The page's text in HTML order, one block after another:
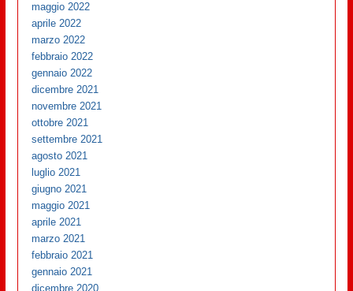
maggio 2022
aprile 2022
marzo 2022
febbraio 2022
gennaio 2022
dicembre 2021
novembre 2021
ottobre 2021
settembre 2021
agosto 2021
luglio 2021
giugno 2021
maggio 2021
aprile 2021
marzo 2021
febbraio 2021
gennaio 2021
dicembre 2020